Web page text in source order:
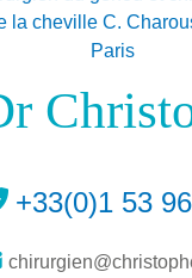
+33(0)1 53